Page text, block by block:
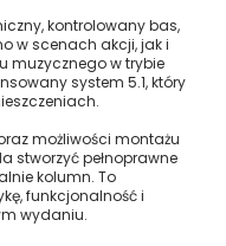
kontrolowany bas,
w scenach akcji, jak i
muzycznego w trybie
system 5.1, który
możliwości montażu
stworzyć pełnoprawne
kolumn. To
funkcjonalność i
wydaniu.